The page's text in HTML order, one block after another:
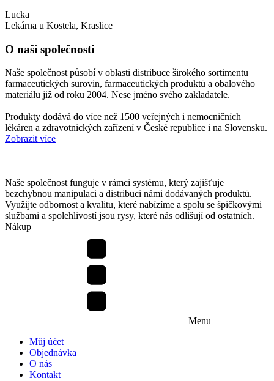
Lucka
Lekárna u Kostela, Kraslice
O naší společnosti
Naše společnost působí v oblasti distribuce širokého sortimentu
farmaceutických surovin, farmaceutických produktů a obalového
materiálu již od roku 2004. Nese jméno svého zakladatele.
Produkty dodává do více než 1500 veřejných i nemocničních
lékáren a zdravotnických zařízení v České republice i na Slovensku.
Zobrazit více
Naše společnost funguje v rámci systému, který zajišťuje
bezchybnou manipulaci a distribuci námi dodávaných produktů.
Využijte odbornost a kvalitu, které nabízíme a spolu se špičkovými
službami a spolehlivostí jsou rysy, které nás odlišují od ostatních.
Nákup
Menu
Můj účet
Objednávka
O nás
Kontakt